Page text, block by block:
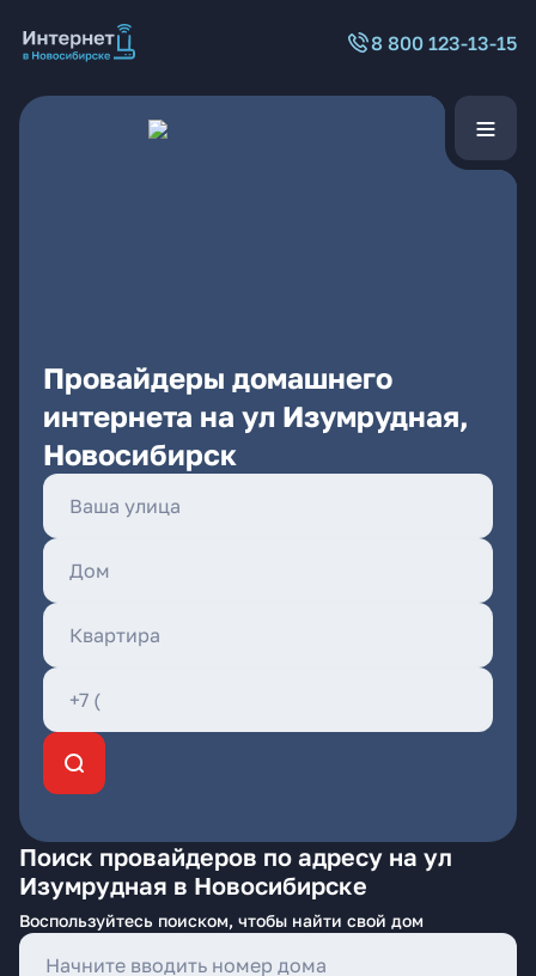
8 800 123-13-15
Провайдеры домашнего
интернета на ул Изумрудная,
Новосибирск
Поиск провайдеров по адресу на ул
Изумрудная в Новосибирске
Воспользуйтесь поиском, чтобы найти свой дом